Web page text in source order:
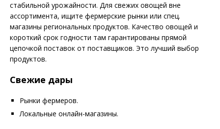
стабильной урожайности. Для свежих овощей вне
ассортимента, ищите фермерские рынки или спец.
магазины региональных продуктов. Качество овощей и
короткий срок годности там гарантированы прямой
цепочкой поставок от поставщиков. Это лучший выбор
продуктов.
Свежие дары
Рынки фермеров.
Локальные онлайн-магазины.